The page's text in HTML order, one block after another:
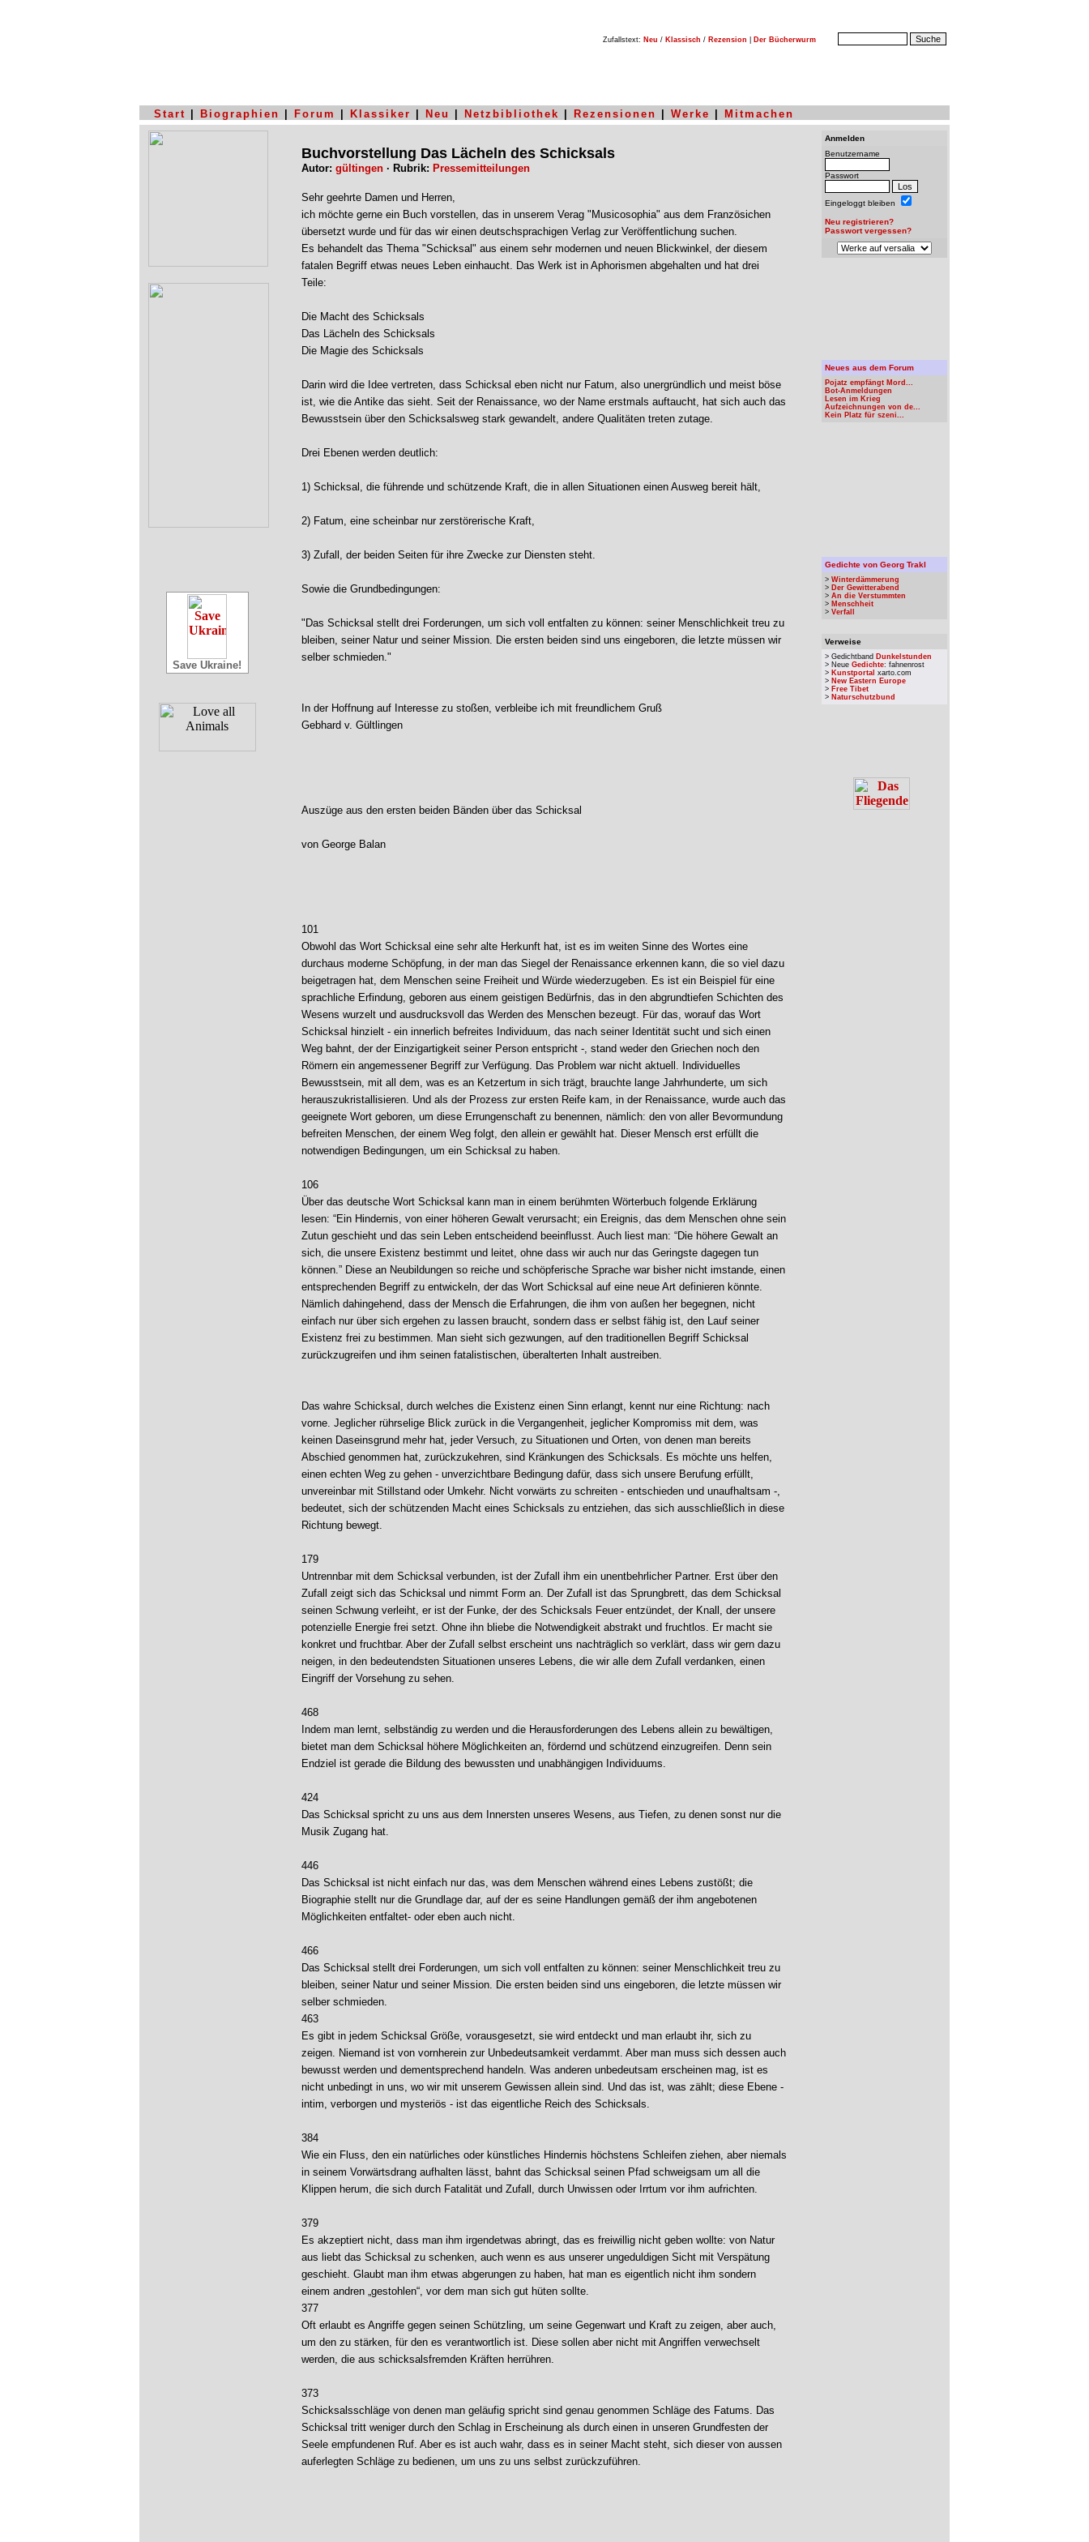
Zufallstext: Neu / Klassisch / Rezension Der Bücherwurm
Start Biographien Forum Klassiker Neu Netzbibliothek Rezensionen Werke Mitmachen
Save Ukraine!
Buchvorstellung Das Lächeln des Schicksals
Autor: gültingen · Rubrik: Pressemitteilungen
Sehr geehrte Damen und Herren,
ich möchte gerne ein Buch vorstellen, das in unserem Verag "Musicosophia" aus dem Französichen
übersetzt wurde und für das wir einen deutschsprachigen Verlag zur Veröffentlichung suchen.
Es behandelt das Thema "Schicksal" aus einem sehr modernen und neuen Blickwinkel, der diesem
fatalen Begriff etwas neues Leben einhaucht. Das Werk ist in Aphorismen abgehalten und hat drei
Teile:
Die Macht des Schicksals
Das Lächeln des Schicksals
Die Magie des Schicksals
Darin wird die Idee vertreten, dass Schicksal eben nicht nur Fatum, also unergründlich und meist böse
ist, wie die Antike das sieht. Seit der Renaissance, wo der Name erstmals auftaucht, hat sich auch das
Bewusstsein über den Schicksalsweg stark gewandelt, andere Qualitäten treten zutage.
Drei Ebenen werden deutlich:
1) Schicksal, die führende und schützende Kraft, die in allen Situationen einen Ausweg bereit hält,
2) Fatum, eine scheinbar nur zerstörerische Kraft,
3) Zufall, der beiden Seiten für ihre Zwecke zur Diensten steht.
Sowie die Grundbedingungen:
"Das Schicksal stellt drei Forderungen, um sich voll entfalten zu können: seiner Menschlichkeit treu zu
bleiben, seiner Natur und seiner Mission. Die ersten beiden sind uns eingeboren, die letzte müssen wir
selber schmieden."
In der Hoffnung auf Interesse zu stoßen, verbleibe ich mit freundlichem Gruß
Gebhard v. Gültlingen
Auszüge aus den ersten beiden Bänden über das Schicksal
von George Balan
101
Obwohl das Wort Schicksal eine sehr alte Herkunft hat, ist es im weiten Sinne des Wortes eine
durchaus moderne Schöpfung, in der man das Siegel der Renaissance erkennen kann, die so viel dazu
beigetragen hat, dem Menschen seine Freiheit und Würde wiederzugeben. Es ist ein Beispiel für eine
sprachliche Erfindung, geboren aus einem geistigen Bedürfnis, das in den abgrundtiefen Schichten des
Wesens wurzelt und ausdrucksvoll das Werden des Menschen bezeugt. Für das, worauf das Wort
Schicksal hinzielt - ein innerlich befreites Individuum, das nach seiner Identität sucht und sich einen
Weg bahnt, der der Einzigartigkeit seiner Person entspricht -, stand weder den Griechen noch den
Römern ein angemessener Begriff zur Verfügung. Das Problem war nicht aktuell. Individuelles
Bewusstsein, mit all dem, was es an Ketzertum in sich trägt, brauchte lange Jahrhunderte, um sich
herauszukristallisieren. Und als der Prozess zur ersten Reife kam, in der Renaissance, wurde auch das
geeignete Wort geboren, um diese Errungenschaft zu benennen, nämlich: den von aller Bevormundung
befreiten Menschen, der einem Weg folgt, den allein er gewählt hat. Dieser Mensch erst erfüllt die
notwendigen Bedingungen, um ein Schicksal zu haben.
106
Über das deutsche Wort Schicksal kann man in einem berühmten Wörterbuch folgende Erklärung
lesen: “Ein Hindernis, von einer höheren Gewalt verursacht; ein Ereignis, das dem Menschen ohne sein
Zutun geschieht und das sein Leben entscheidend beeinflusst. Auch liest man: “Die höhere Gewalt an
sich, die unsere Existenz bestimmt und leitet, ohne dass wir auch nur das Geringste dagegen tun
können.” Diese an Neubildungen so reiche und schöpferische Sprache war bisher nicht imstande, einen
entsprechenden Begriff zu entwickeln, der das Wort Schicksal auf eine neue Art definieren könnte.
Nämlich dahingehend, dass der Mensch die Erfahrungen, die ihm von außen her begegnen, nicht
einfach nur über sich ergehen zu lassen braucht, sondern dass er selbst fähig ist, den Lauf seiner
Existenz frei zu bestimmen. Man sieht sich gezwungen, auf den traditionellen Begriff Schicksal
zurückzugreifen und ihm seinen fatalistischen, überalterten Inhalt austreiben.
Das wahre Schicksal, durch welches die Existenz einen Sinn erlangt, kennt nur eine Richtung: nach
vorne. Jeglicher rührselige Blick zurück in die Vergangenheit, jeglicher Kompromiss mit dem, was
keinen Daseinsgrund mehr hat, jeder Versuch, zu Situationen und Orten, von denen man bereits
Abschied genommen hat, zurückzukehren, sind Kränkungen des Schicksals. Es möchte uns helfen,
einen echten Weg zu gehen - unverzichtbare Bedingung dafür, dass sich unsere Berufung erfüllt,
unvereinbar mit Stillstand oder Umkehr. Nicht vorwärts zu schreiten - entschieden und unaufhaltsam -,
bedeutet, sich der schützenden Macht eines Schicksals zu entziehen, das sich ausschließlich in diese
Richtung bewegt.
179
Untrennbar mit dem Schicksal verbunden, ist der Zufall ihm ein unentbehrlicher Partner. Erst über den
Zufall zeigt sich das Schicksal und nimmt Form an. Der Zufall ist das Sprungbrett, das dem Schicksal
seinen Schwung verleiht, er ist der Funke, der des Schicksals Feuer entzündet, der Knall, der unsere
potenzielle Energie frei setzt. Ohne ihn bliebe die Notwendigkeit abstrakt und fruchtlos. Er macht sie
konkret und fruchtbar. Aber der Zufall selbst erscheint uns nachträglich so verklärt, dass wir gern dazu
neigen, in den bedeutendsten Situationen unseres Lebens, die wir alle dem Zufall verdanken, einen
Eingriff der Vorsehung zu sehen.
468
Indem man lernt, selbständig zu werden und die Herausforderungen des Lebens allein zu bewältigen,
bietet man dem Schicksal höhere Möglichkeiten an, fördernd und schützend einzugreifen. Denn sein
Endziel ist gerade die Bildung des bewussten und unabhängigen Individuums.
424
Das Schicksal spricht zu uns aus dem Innersten unseres Wesens, aus Tiefen, zu denen sonst nur die
Musik Zugang hat.
446
Das Schicksal ist nicht einfach nur das, was dem Menschen während eines Lebens zustößt; die
Biographie stellt nur die Grundlage dar, auf der es seine Handlungen gemäß der ihm angebotenen
Möglichkeiten entfaltet- oder eben auch nicht.
466
Das Schicksal stellt drei Forderungen, um sich voll entfalten zu können: seiner Menschlichkeit treu zu
bleiben, seiner Natur und seiner Mission. Die ersten beiden sind uns eingeboren, die letzte müssen wir
selber schmieden.
463
Es gibt in jedem Schicksal Größe, vorausgesetzt, sie wird entdeckt und man erlaubt ihr, sich zu
zeigen. Niemand ist von vornherein zur Unbedeutsamkeit verdammt. Aber man muss sich dessen auch
bewusst werden und dementsprechend handeln. Was anderen unbedeutsam erscheinen mag, ist es
nicht unbedingt in uns, wo wir mit unserem Gewissen allein sind. Und das ist, was zählt; diese Ebene -
intim, verborgen und mysteriös - ist das eigentliche Reich des Schicksals.
384
Wie ein Fluss, den ein natürliches oder künstliches Hindernis höchstens Schleifen ziehen, aber niemals
in seinem Vorwärtsdrang aufhalten lässt, bahnt das Schicksal seinen Pfad schweigsam um all die
Klippen herum, die sich durch Fatalität und Zufall, durch Unwissen oder Irrtum vor ihm aufrichten.
379
Es akzeptiert nicht, dass man ihm irgendetwas abringt, das es freiwillig nicht geben wollte: von Natur
aus liebt das Schicksal zu schenken, auch wenn es aus unserer ungeduldigen Sicht mit Verspätung
geschieht. Glaubt man ihm etwas abgerungen zu haben, hat man es eigentlich nicht ihm sondern
einem andren „gestohlen“, vor dem man sich gut hüten sollte.
377
Oft erlaubt es Angriffe gegen seinen Schützling, um seine Gegenwart und Kraft zu zeigen, aber auch,
um den zu stärken, für den es verantwortlich ist. Diese sollen aber nicht mit Angriffen verwechselt
werden, die aus schicksalsfremden Kräften herrühren.
373
Schicksalsschläge von denen man geläufig spricht sind genau genommen Schläge des Fatums. Das
Schicksal tritt weniger durch den Schlag in Erscheinung als durch einen in unseren Grundfesten der
Seele empfundenen Ruf. Aber es ist auch wahr, dass es in seiner Macht steht, sich dieser von aussen
auferlegten Schläge zu bedienen, um uns zu uns selbst zurückzuführen.
Anmelden
Benutzername
Passwort
Eingeloggt bleiben
Neu registrieren?
Passwort vergessen?
Neues aus dem Forum
Pojatz empfängt Mord...
Bot-Anmeldungen
Lesen im Krieg
Aufzeichnungen von de...
Kein Platz für szeni...
Gedichte von Georg Trakl
> Winterdämmerung
> Der Gewitterabend
> An die Verstummten
> Menschheit
> Verfall
Verweise
> Gedichtband Dunkelstunden
> Neue Gedichte: fahnenrost
> Kunstportal xarto.com
> New Eastern Europe
> Free Tibet
> Naturschutzbund